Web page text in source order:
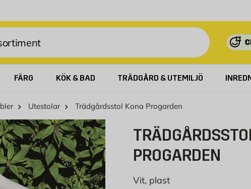
FÄRG KÖK & BAD TRÄDGÅRD & UTEMILJÖ
Utestolar Trädgårdsstol Kona Progarden
PROGARDEN
Vit, plast